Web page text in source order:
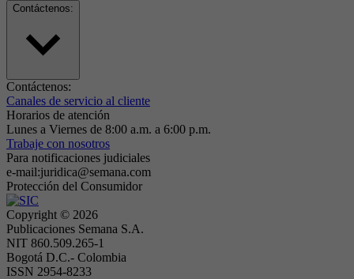
Contáctenos:
Contáctenos:
Canales de servicio al cliente
Horarios de atención
Lunes a Viernes de 8:00 a.m. a 6:00 p.m.
Trabaje con nosotros
Para notificaciones judiciales
e-mail:juridica@semana.com
Protección del Consumidor
Copyright © 2026
Publicaciones Semana S.A.
NIT 860.509.265-1
Bogotá D.C.- Colombia
ISSN 2954-8233